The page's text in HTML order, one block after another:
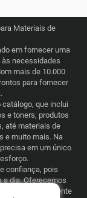
Materiais de
em fornecer uma
às necessidades
mais de 10.000
para fornecer
catálogo, que inclui
e toners, produtos
até materiais de
e muito mais. Na
em um único
confiança, pois
a dia. Oferecemos
logística eficiente